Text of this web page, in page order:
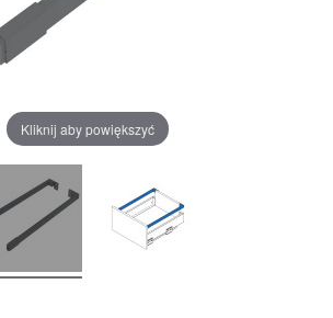
Kliknij aby powiększyć